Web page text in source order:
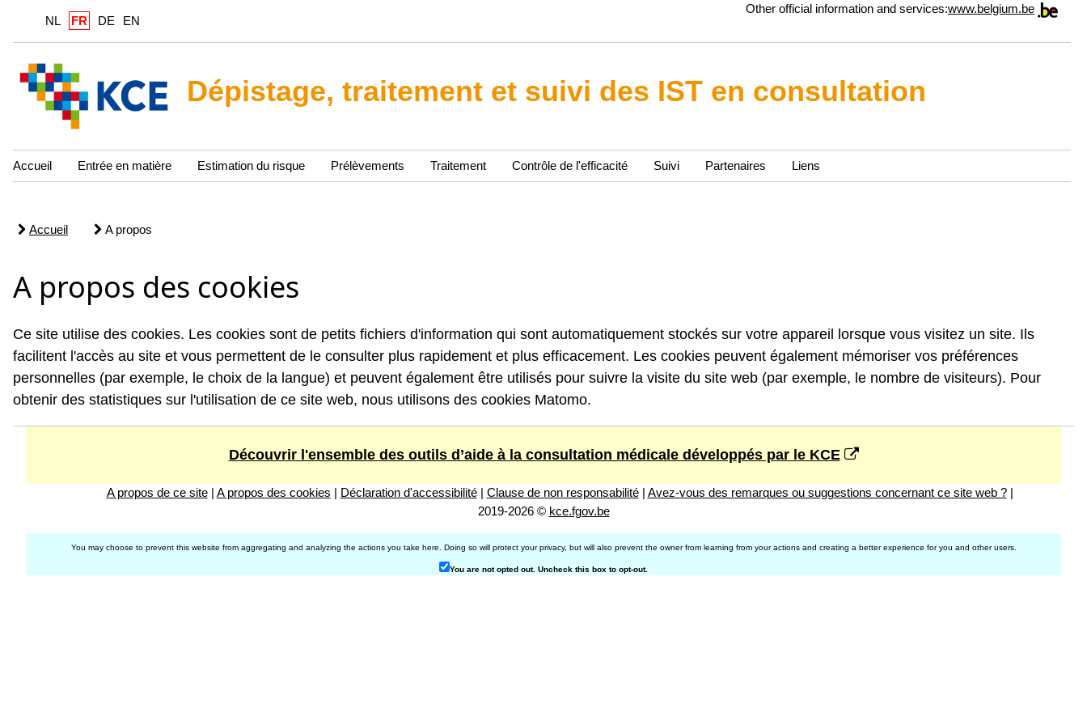
NL FR DE EN
Other official information and services:www.belgium.be
Dépistage, traitement et suivi des IST en consultation
Accueil Entrée en matière Estimation du risque Prélèvements Traitement Contrôle de l'efficacité Suivi Partenaires Liens
Accueil A propos
A propos des cookies
Ce site utilise des cookies. Les cookies sont de petits fichiers d'information qui sont automatiquement stockés sur votre appareil lorsque vous visitez un site. Ils
facilitent l'accès au site et vous permettent de le consulter plus rapidement et plus efficacement. Les cookies peuvent également mémoriser vos préférences
personnelles (par exemple, le choix de la langue) et peuvent également être utilisés pour suivre la visite du site web (par exemple, le nombre de visiteurs). Pour
obtenir des statistiques sur l'utilisation de ce site web, nous utilisons des cookies Matomo.
Découvrir l'ensemble des outils d’aide à la consultation médicale développés par le KCE
A propos de ce site| A propos des cookies | Déclaration d'accessibilité| Clause de non responsabilité| Avez-vous des remarques ou suggestions concernant ce site web ?|
2019-2026 © kce.fgov.be
You may choose to prevent this website from aggregating and analyzing the actions you take here. Doing so will protect your privacy, but will also prevent the owner from learning from your actions and creating a better experience for you and other users.
You are not opted out. Uncheck this box to opt-out.